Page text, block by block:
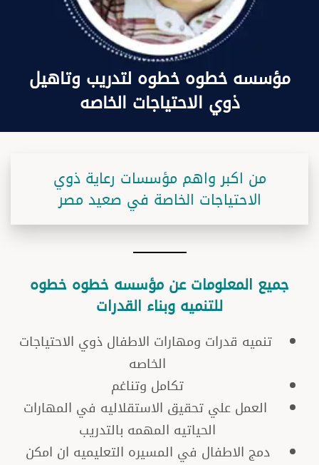
مؤسسه خطوه خطوه لتدريب وتاهيل
ذوي الاحتياجات الخاصه
من اكبر واهم مؤسسات رعاية ذوي
الاحتياجات الخاصة في صعيد مصر
جميع المعلومات عن مؤسسه خطوه خطوه
للتنميه وبناء القدرات
تنميه قدرات ومهارات الاطفال ذوي الاحتياجات
الخاصه
تكامل وتناغم
العمل علي تحقيق الاستقلاليه في المهارات
الحياتيه المهمه بالتدريب
دمج الاطفال في المسيره التعليميه ان امكن